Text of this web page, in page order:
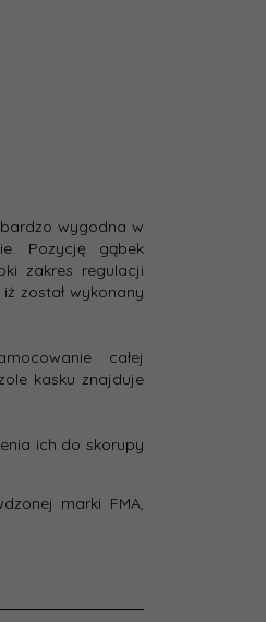
wygodna w
Pozycję gąbek
zakres regulacji
został wykonany
całej
kasku znajduje
ich do skorupy
marki FMA,